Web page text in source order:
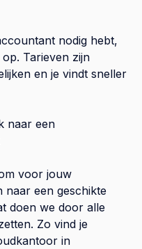
nodig hebt,
Tarieven zijn
en je vindt sneller
naar een
voor jouw
naar een geschikte
doen we door alle
Zo vind je
in